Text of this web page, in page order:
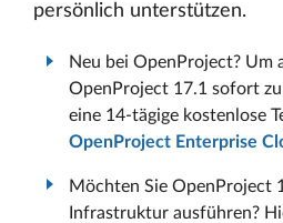
persönlich unterstützen.
Neu bei OpenProject? Um
OpenProject 17.1 sofort
eine 14-tägige kostenlose
OpenProject Enterprise
Möchten Sie OpenProject
Infrastruktur ausführen?